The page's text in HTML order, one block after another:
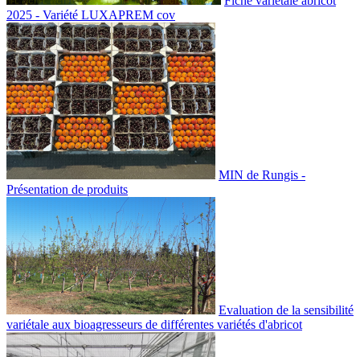
2025 - Variété LUXAPREM cov
MIN de Rungis -
Présentation de produits
Evaluation de la sensibilité
variétale aux bioagresseurs de différentes variétés d'abricot